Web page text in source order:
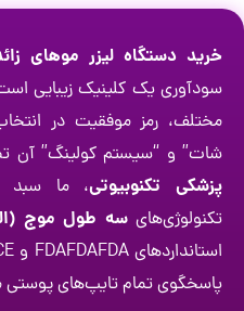
خرید دستگاه لیزر موهای
سودآوری یک کلینیک زیبایی است.
مختلف، رمز موفقیت در
شات” و “سیستم کولینگ” آن
پزشکی تکنوبیوتی، ما سبد
تکنولوژی‌هایسه طول موج
استانداردهای
FDAFDAFDA و
پاسخگوی تمام تایپ‌های پوستی